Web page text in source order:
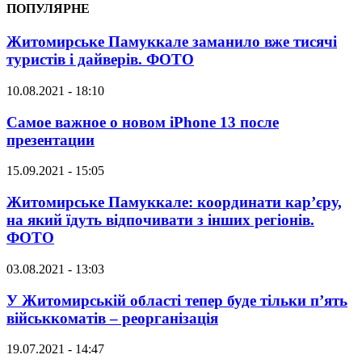
ПОПУЛЯРНЕ
Житомирське Памуккале заманило вже тисячі
туристів і дайверів. ФОТО
10.08.2021 - 18:10
Самое важное о новом iPhone 13 после
презентации
15.09.2021 - 15:05
Житомирське Памуккале: координати кар’єру,
на який їдуть відпочивати з інших регіонів.
ФОТО
03.08.2021 - 13:03
У Житомирській області тепер буде тільки п’ять
військкоматів – реорганізація
19.07.2021 - 14:47